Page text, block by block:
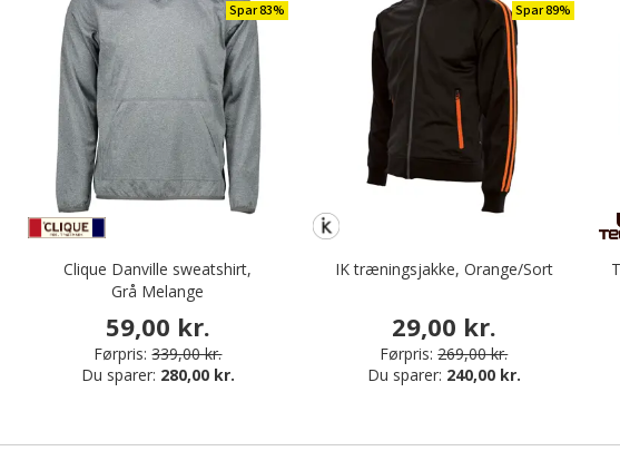
Spar 83%
Clique Danville sweatshirt,
Grå Melange
59,00 kr.
Førpris: 339,00 kr.
Du sparer: 280,00 kr.
Spar 89%
IK træningsjakke, Orange/Sort
29,00 kr.
Førpris: 269,00 kr.
Du sparer: 240,00 kr.